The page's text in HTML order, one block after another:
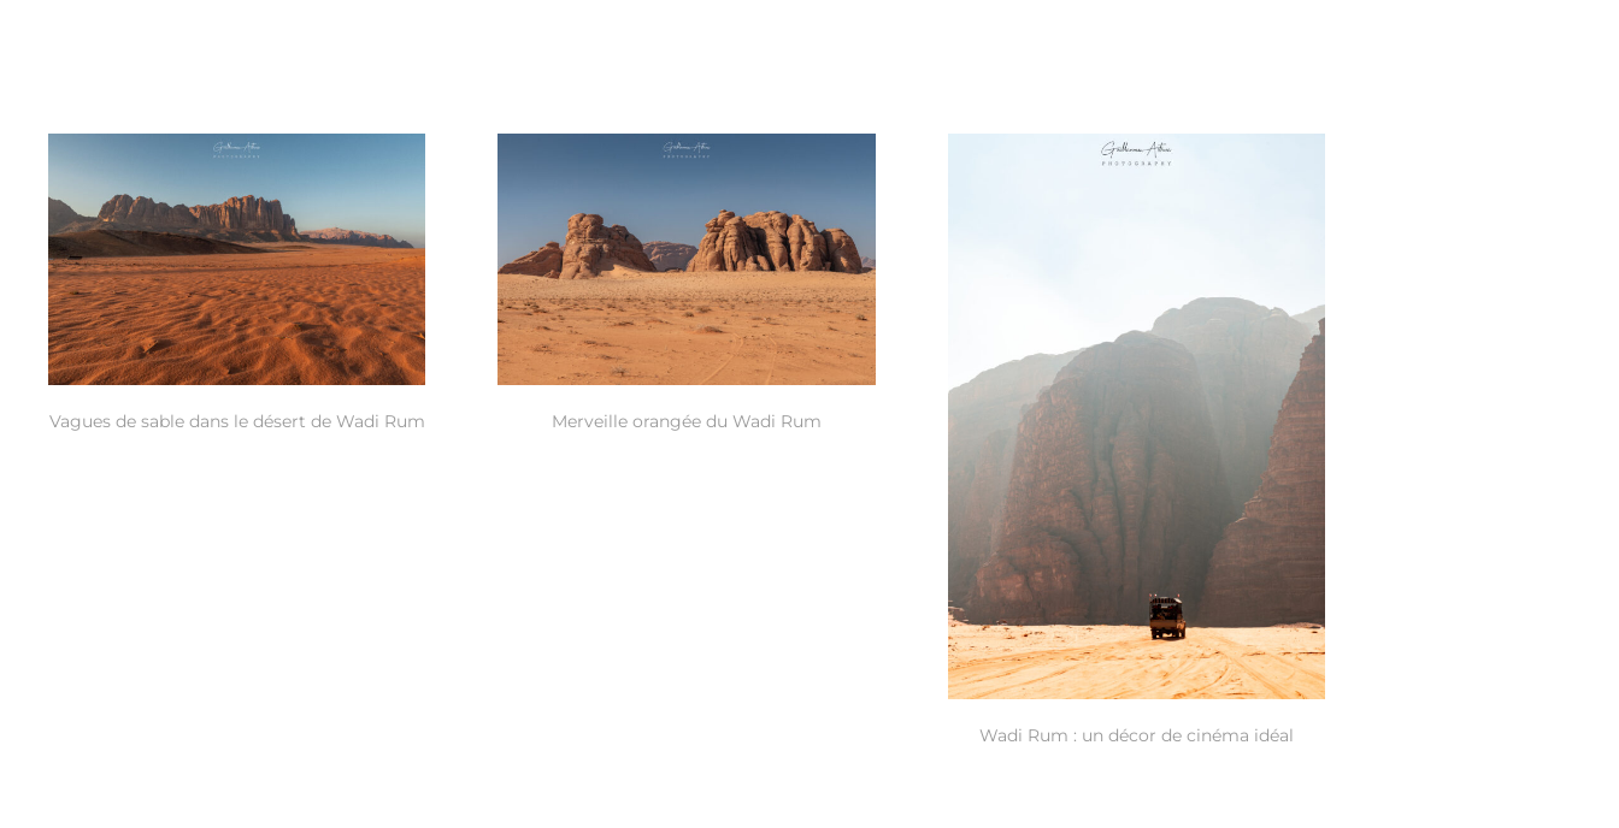
Vagues de sable dans le désert de Wadi Rum Merveille orangée du Wadi Rum
Wadi Rum : un décor de cinéma idéal